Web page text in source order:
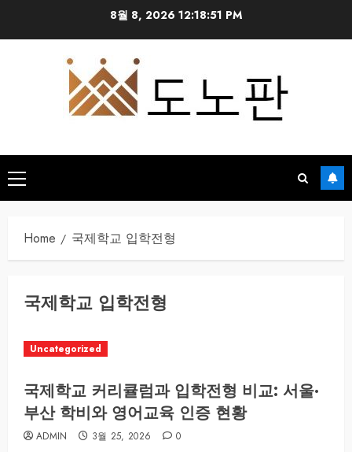
8월 8, 2026 12:18:51 PM
Primary
Menu
Home 국제학교 입학전형
국제학교 입학전형
Uncategorized
국제학교 커리큘럼과 입학전형 비교: 서울·
부산 학비와 영어교육 인증 현황
ADMIN 3월 25, 2026 0